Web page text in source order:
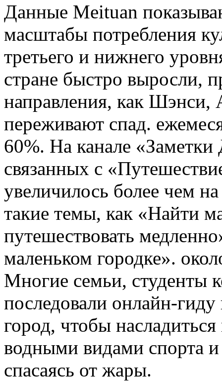
Данные Meituan
масштабы потребления
третьего и нижнего
стране быстро выросли,
направления, как
переживают спад.
60%. На канале «Заметки
связанных с
увеличилось более чем
такие темы, как «Найти
путешествовать
маленьком городке».
Многие семьи, студенты
последовали онлайн-
город, чтобы
водными видами спорта и
спасаясь от жары.